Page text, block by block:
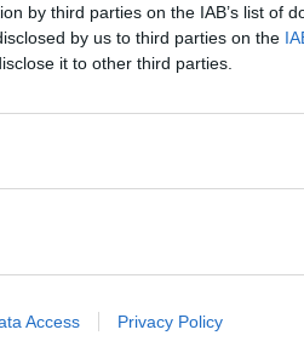
by third parties on the IAB’s list of
by us to third parties on the
it to other third parties.
Access Privacy Policy
di comunità
gratuitamente tutti, dai
premiazione è l'11 Gennaio
l'albero in piazza